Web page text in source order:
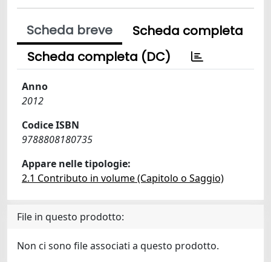
Scheda breve
Scheda completa
Scheda completa (DC)
Anno
2012
Codice ISBN
9788808180735
Appare nelle tipologie:
2.1 Contributo in volume (Capitolo o Saggio)
File in questo prodotto:
Non ci sono file associati a questo prodotto.